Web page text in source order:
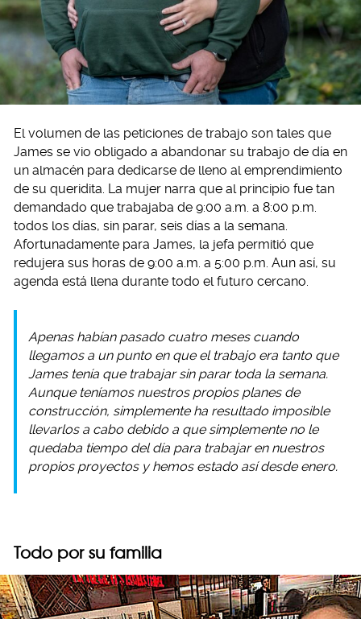
El volumen de las peticiones de trabajo son tales que
James se vio obligado a abandonar su trabajo de día en
un almacén para dedicarse de lleno al emprendimiento
de su queridita. La mujer narra que al principio fue tan
demandado que trabajaba de 9:00 a.m. a 8:00 p.m.
todos los días, sin parar, seis días a la semana.
Afortunadamente para James, la jefa permitió que
redujera sus horas de 9:00 a.m. a 5:00 p.m. Aun así, su
agenda está llena durante todo el futuro cercano.
Apenas habían pasado cuatro meses cuando
llegamos a un punto en que el trabajo era tanto que
James tenía que trabajar sin parar toda la semana.
Aunque teníamos nuestros propios planes de
construcción, simplemente ha resultado imposible
llevarlos a cabo debido a que simplemente no le
quedaba tiempo del día para trabajar en nuestros
propios proyectos y hemos estado así desde enero.
Todo por su familia